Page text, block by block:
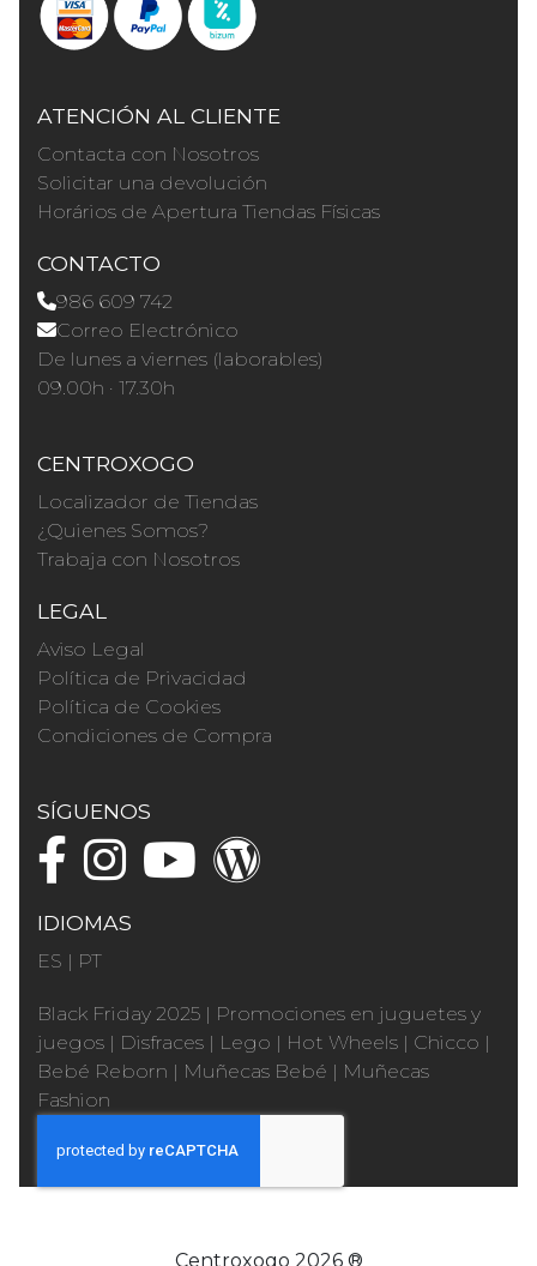
ATENCIÓN AL CLIENTE
Contacta con Nosotros
Solicitar una devolución
Horários de Apertura Tiendas Físicas
CONTACTO
986 609 742
Correo Electrónico
De lunes a viernes (laborables)
09.00h · 17.30h
CENTROXOGO
Localizador de Tiendas
¿Quienes Somos?
Trabaja con Nosotros
LEGAL
Aviso Legal
Política de Privacidad
Política de Cookies
Condiciones de Compra
SÍGUENOS
IDIOMAS
ES | PT
Black Friday 2025 | Promociones en juguetes y
juegos | Disfraces | Lego | Hot Wheels | Chicco |
Bebé Reborn | Muñecas Bebé | Muñecas
Fashion
Centroxogo 2026 ®